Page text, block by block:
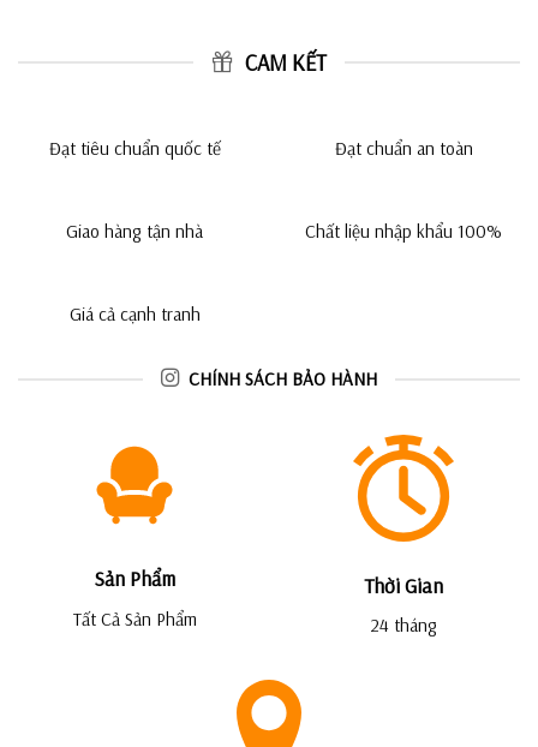
CAM KẾT
Đạt tiêu chuẩn quốc tế Đạt chuẩn an toàn
Giao hàng tận nhà Chất liệu nhập khẩu 100%
Giá cả cạnh tranh
CHÍNH SÁCH BẢO HÀNH
Sản Phẩm
Tất Cả Sản Phẩm
Thời Gian
24 tháng